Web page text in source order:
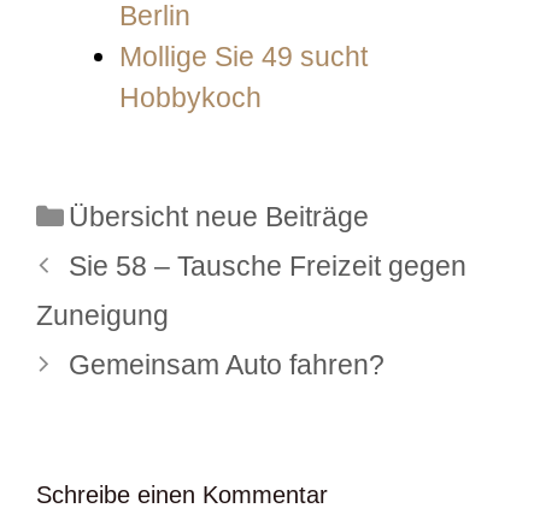
Berlin
Mollige Sie 49 sucht
Hobbykoch
Kategorien
Übersicht neue Beiträge
Sie 58 – Tausche Freizeit gegen
Zuneigung
Gemeinsam Auto fahren?
Schreibe einen Kommentar